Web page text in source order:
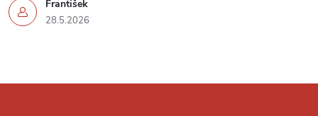
František
28.5.2026